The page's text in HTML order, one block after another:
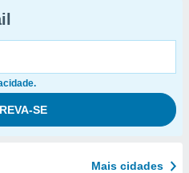
Mais cidades